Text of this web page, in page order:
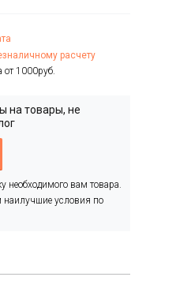
расчету
от 1000руб.
на товары, не
необходимого вам товара.
условия по